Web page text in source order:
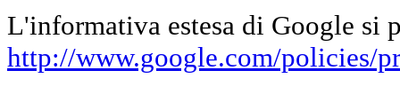
L'informativa estesa di Google si
http://www.google.com/policies/